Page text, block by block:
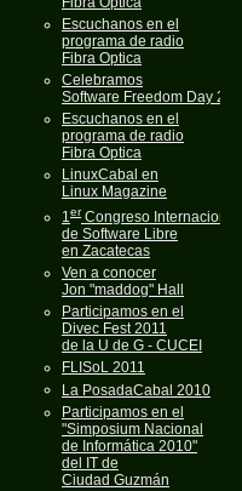
Escuchanos en el
programa de radio
Fibra Optica
Celebramos
Software Freedom Day 2011
Escuchanos en el
programa de radio
Fibra Optica
LinuxCabal en
Linux Magazine
1erCongreso Internacional
de Software Libre
en Zacatecas
Ven a conocer
Jon "maddog" Hall
Participamos en el
Divec Fest 2011
de la U de G - CUCEI
FLISoL 2011
La PosadaCabal 2010
Participamos en el
"Simposium Nacional
de Informática 2010"
del IT de
Ciudad Guzmán